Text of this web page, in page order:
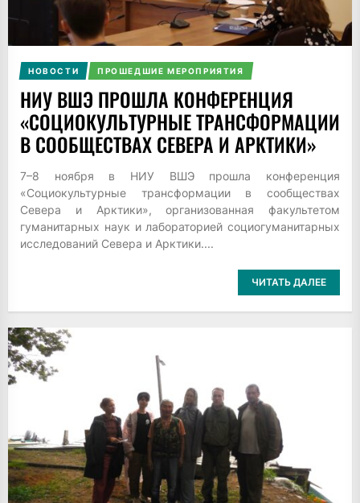
НОВОСТИ ПРОШЕДШИЕ МЕРОПРИЯТИЯ
НИУ ВШЭ ПРОШЛА КОНФЕРЕНЦИЯ
«СОЦИОКУЛЬТУРНЫЕ ТРАНСФОРМАЦИИ
В СООБЩЕСТВАХ СЕВЕРА И АРКТИКИ»
7–8 ноября в НИУ ВШЭ прошла конференция
«Социокультурные трансформации в сообществах
Севера и Арктики», организованная факультетом
гуманитарных наук и лабораторией социогуманитарных
исследований Севера и Арктики....
ЧИТАТЬ ДАЛЕЕ